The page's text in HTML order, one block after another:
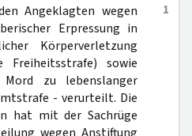
1
Angeklagten wegen
Erpressung in
Körperverletzung
Freiheitsstrafe) sowie
zu lebenslanger
- verurteilt. Die
hat mit der Sachrüge